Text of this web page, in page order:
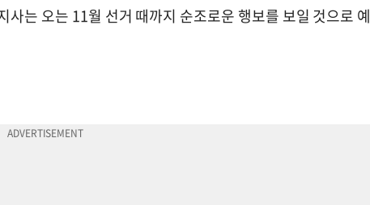
는 오는 11월 선거 때까지 순조로운 행보를 보일 것으로 예